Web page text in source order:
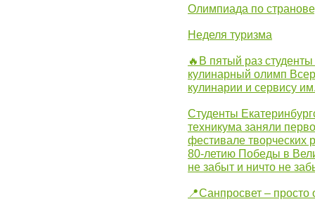
Олимпиада по
Неделя туризма
🔥В пятый раз
кулинарный олимп
кулинарии и сервису
Студенты
техникума заняли
фестивале
80-летию Победы в
не забыт и ничто не
📍Санпросвет –